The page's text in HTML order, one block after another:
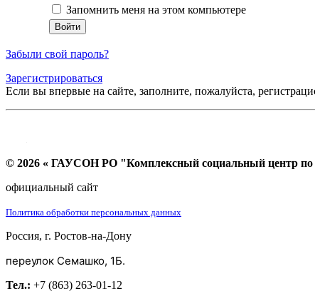
Запомнить меня на этом компьютере
Забыли свой пароль?
Зарегистрироваться
Если вы впервые на сайте, заполните, пожалуйста,
© 2026 « ГАУСОН РО "Комплексный социальный центр по
официальный сайт
Политика обработки персональных данных
Россия, г. Ростов-на-Дону
переулок Семашко, 1Б.
Тел.: +7 (863) 263-01-12